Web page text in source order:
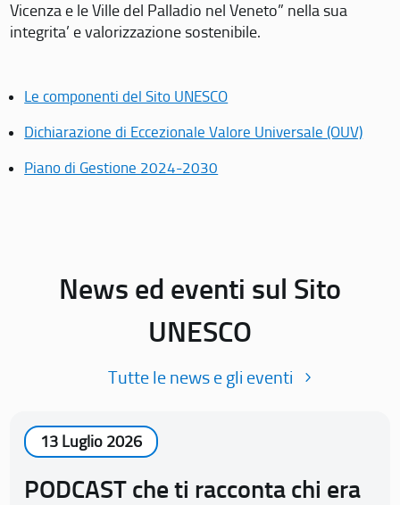
Vicenza e le Ville del Palladio nel Veneto” nella sua
integrita’ e valorizzazione sostenibile.
Le componenti del Sito UNESCO
Dichiarazione di Eccezionale Valore Universale (OUV)
Piano di Gestione 2024-2030
News ed eventi sul Sito
UNESCO
Tutte le news e gli eventi
13 Luglio 2026
PODCAST che ti racconta chi era